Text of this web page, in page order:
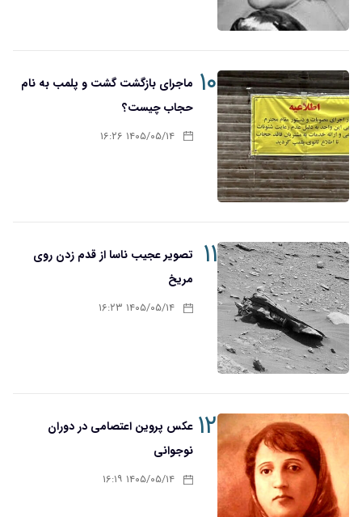
۱۰ ماجرای بازگشت گشت و پلمب به نام
حجاب چیست؟
۱۴۰۵/۰۵/۱۴ ۱۶:۲۶
۱۱
تصویر عجیب ناسا از قدم زدن روی
مریخ
۱۴۰۵/۰۵/۱۴ ۱۶:۲۳
۱۲ عکس پروین اعتصامی در دوران
نوجوانی
۱۴۰۵/۰۵/۱۴ ۱۶:۱۹